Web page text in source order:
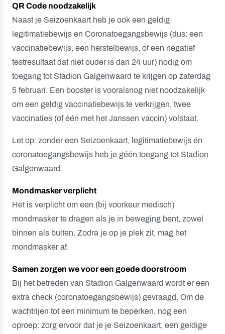
QR Code noodzakelijk
Naast je Seizoenkaart heb je ook een geldig
legitimatiebewijs en Coronatoegangsbewijs (dus: een
vaccinatiebewijs, een herstelbewijs, of een negatief
testresultaat dat niet ouder is dan 24 uur) nodig om
toegang tot Stadion Galgenwaard te krijgen op zaterdag
5 februari. Een booster is vooralsnog niet noodzakelijk
om een geldig vaccinatiebewijs te verkrijgen, twee
vaccinaties (of één met het Janssen vaccin) volstaat.
Let op: zonder een Seizoenkaart, legitimatiebewijs én
coronatoegangsbewijs heb je géén toegang tot Stadion
Galgenwaard.
Mondmasker verplicht
Het is verplicht om een (bij voorkeur medisch)
mondmasker te dragen als je in beweging bent, zowel
binnen als buiten. Zodra je op je plek zit, mag het
mondmasker af.
Samen zorgen we voor een goede doorstroom
Bij het betreden van Stadion Galgenwaard wordt er een
extra check (coronatoegangsbewijs) gevraagd. Om de
wachtrijen tot een minimum te beperken, nog een
oproep: zorg ervoor dat je je Seizoenkaart, een geldige